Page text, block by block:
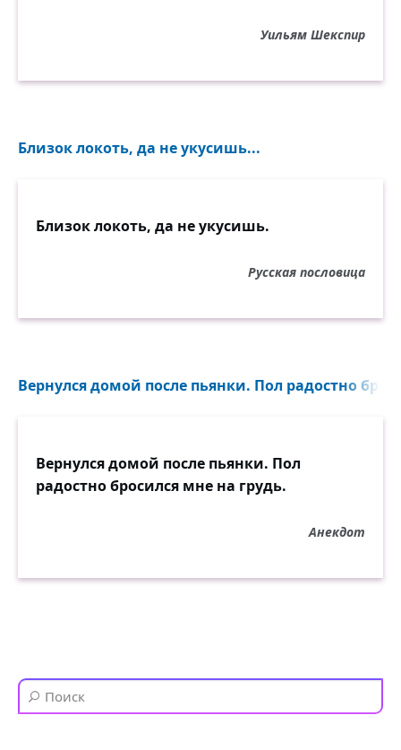
Уильям Шекспир
Близок локоть, да не укусишь...
Близок локоть, да не укусишь.
Русская пословица
Вернулся домой после пьянки. Пол радостно
Вернулся домой после пьянки. Пол
радостно бросился мне на грудь.
Анекдот